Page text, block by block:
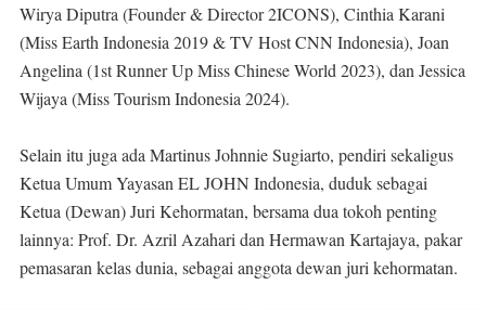
Wirya Diputra (Founder & Director 2ICONS), Cinthia Karani
(Miss Earth Indonesia 2019 & TV Host CNN Indonesia), Joan
Angelina (1st Runner Up Miss Chinese World 2023), dan Jessica
Wijaya (Miss Tourism Indonesia 2024).
Selain itu juga ada Martinus Johnnie Sugiarto, pendiri sekaligus
Ketua Umum Yayasan EL JOHN Indonesia, duduk sebagai
Ketua (Dewan) Juri Kehormatan, bersama dua tokoh penting
lainnya: Prof. Dr. Azril Azahari dan Hermawan Kartajaya, pakar
pemasaran kelas dunia, sebagai anggota dewan juri kehormatan.